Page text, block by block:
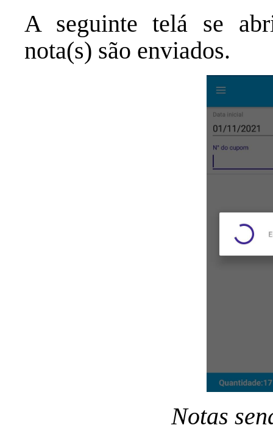
A seguinte telá se
nota(s) são enviados.
Notas